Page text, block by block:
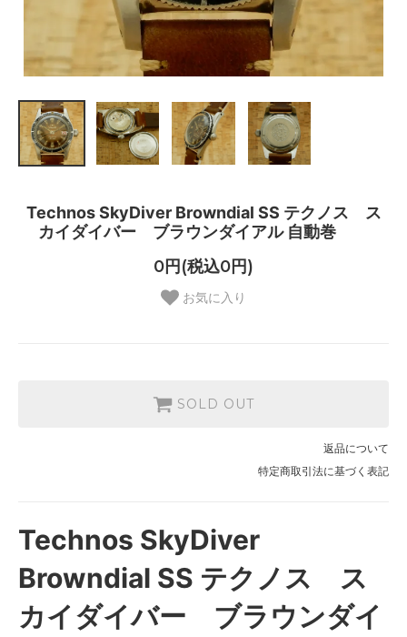
Technos SkyDiver Browndial SS テクノス ス
カイダイバー ブラウンダイアル 自動巻
0円(税込0円)
お気に入り
SOLD OUT
返品について
特定商取引法に基づく表記
Technos SkyDiver
Browndial SS テクノス ス
カイダイバー ブラウンダイ